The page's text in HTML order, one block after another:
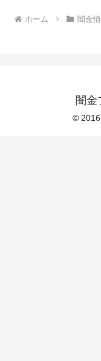
ホーム 闇金
闇金
© 2016